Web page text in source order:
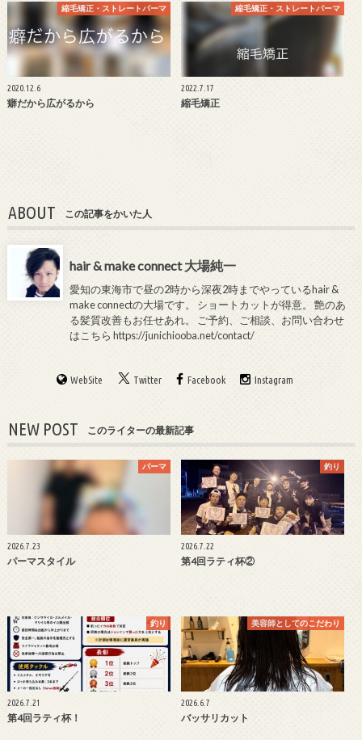
縮毛矯正・ストレートパーマ
2020.12.6
癖だから広がるから
縮毛矯正・ストレートパーマ
2022.7.17
縮毛矯正
ABOUT この記事をかいた人
hair & make connect 大場純一
愛知の東海市で昼の2時から深夜2時までやっているhair &
make connectの大場です。 ショートカットが得意。 艶のあ
る髪質改善もお任せあれ。 ご予約、ご相談、お問い合わせ
はこちらhttps://junichiooba.net/contact/
WebSite Twitter Facebook Instagram
NEW POST このライターの最新記事
パーマ
2026.7.23
パーマスタイル
釣り
2026.7.22
第4回ラティ杯②
釣り
2026.7.21
第4回ラティ杯！
美容師としてのこだわり
2026.6.7
バッサリカット